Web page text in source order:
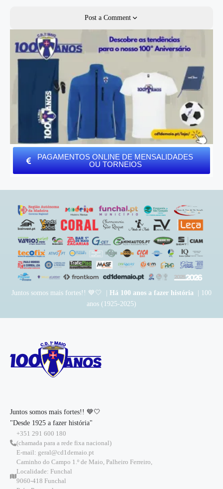
Post a Comment
PAGAMENTOS ONLINE DE MENSALIDADES
OU TORNEIOS
Juntos somos mais fortes!! 💙🤍 | Há 100 anos a fazer história | 100
anos (1925-2025)
Juntos somos mais fortes!! 💙🤍
"Desde 1925 a fazer história"
+351 291 600 180
(chamada para a rede fixa nacional)
E-mail: geral@cd1demaio.pt
Caminho do Campo 1.º de Maio, Palheiro Ferreiro,
Localidade: Funchal
9060-418 Funchal